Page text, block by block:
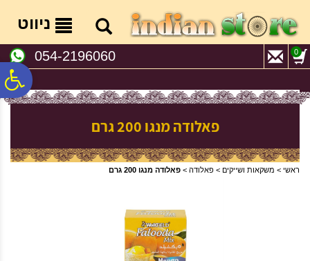
נגישות
אתר
המרכזי
ניווט
054-2196060 0
פאלודה מנגו 200 גרם
ראשי > משקאות ושייקים > פאלודה > פאלודה מנגו 200 גרם